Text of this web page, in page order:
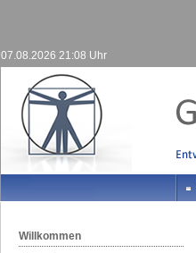
07.08.2026 21:08 Uhr
Willkommen